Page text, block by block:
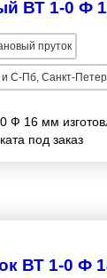
ВТ 1-0 Ф
пруток
Пб, Санкт-Петербург
Ф 16 мм
под заказ
ВТ 1-0 Ф